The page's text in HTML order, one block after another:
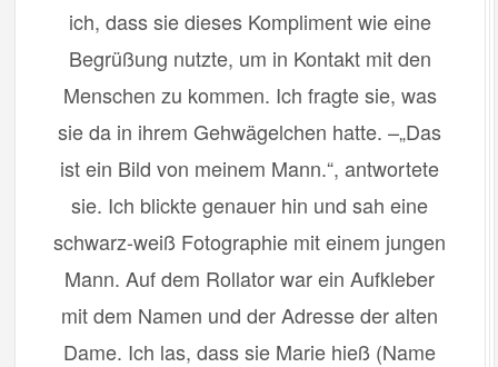
ich, dass sie dieses Kompliment wie eine
Begrüßung nutzte, um in Kontakt mit den
Menschen zu kommen. Ich fragte sie, was
sie da in ihrem Gehwägelchen hatte. –„Das
ist ein Bild von meinem Mann.“, antwortete
sie. Ich blickte genauer hin und sah eine
schwarz-weiß Fotographie mit einem jungen
Mann. Auf dem Rollator war ein Aufkleber
mit dem Namen und der Adresse der alten
Dame. Ich las, dass sie Marie hieß (Name